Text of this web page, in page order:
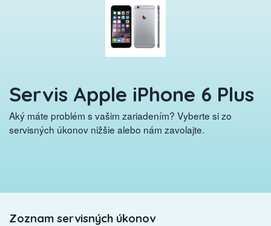
Kontakt
Servis Apple iPhone 6 Plus
Aký máte problém s vašim zariadením? Vyberte si zo
servisných úkonov nižšie alebo nám zavolajte.
Zoznam servisných úkonov